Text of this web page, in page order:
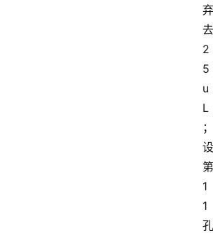
弃
去
2
5
u
L
；
设
第
1
1
孔